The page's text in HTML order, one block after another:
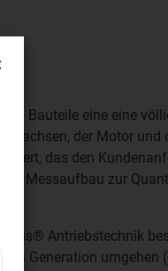
Bauteile eine eine
der Motor und
das den
Messaufbau zur
igus® Antriebstechnik
Generation umgehen